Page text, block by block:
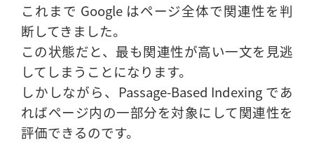
これまで Google はページ全体で関連性を判
断してきました。
この状態だと、最も関連性が高い一文を見逃
してしまうことになります。
しかしながら、Passage-Based Indexing であ
ればページ内の一部分を対象にして関連性を
評価できるのです。